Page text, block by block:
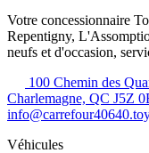
Votre concessionnaire
Repentigny,
neufs et d'occasion,
100 Chemin des
Charlemagne, QC J5Z
Véhicules